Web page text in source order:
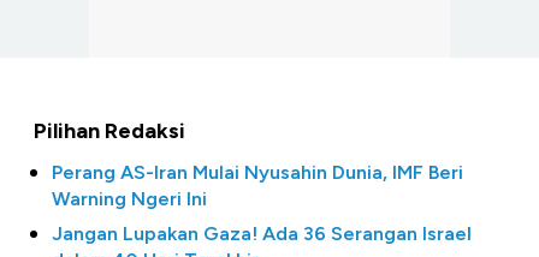
Pilihan Redaksi
Perang AS-Iran Mulai Nyusahin Dunia, IMF Beri
Warning Ngeri Ini
Jangan Lupakan Gaza! Ada 36 Serangan Israel